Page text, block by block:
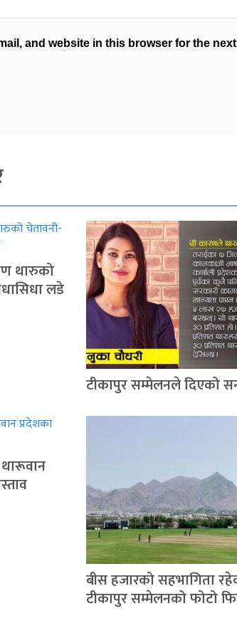
and website in this browser for the
थारुको
लडे
टीकापुर सम्मेलनले दिएको
बीस हजारको सहभागिता
टीकापुर सम्मेलनको फोटो